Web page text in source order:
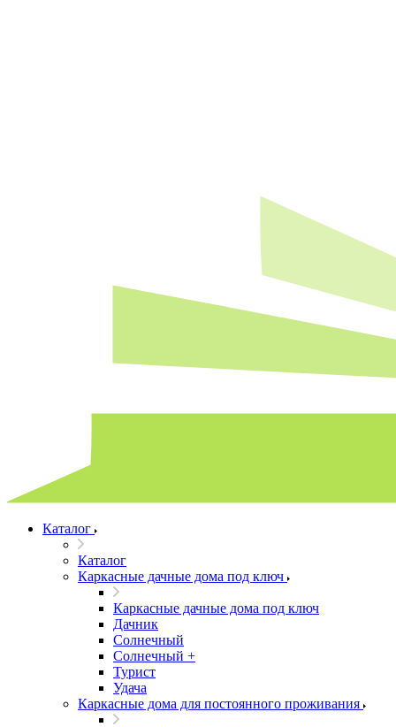
Каталог
Каталог
Каркасные дачные дома под ключ
Каркасные дачные дома под ключ
Дачник
Солнечный
Солнечный +
Турист
Удача
Каркасные дома для постоянного проживания